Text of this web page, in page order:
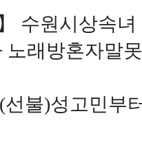
】 수원시상속
노래방혼자말
불)성고민부